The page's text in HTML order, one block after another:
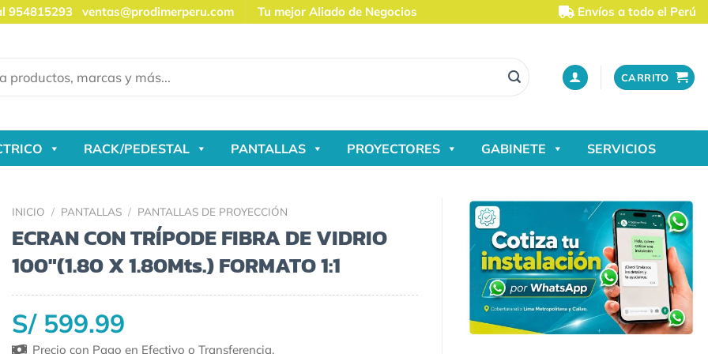
954815293ventas@prodimerperu.com Tu mejor Aliado de Negocios Envíos a todo el Perú
CARRITO
RACK/PEDESTAL PANTALLAS PROYECTORES GABINETE SERVICIOS
INICIO / PANTALLAS / PANTALLAS DE PROYECCIÓN
ECRAN CON TRÍPODE FIBRA DE VIDRIO
100″(1.80 X 1.80Mts.) FORMATO 1:1
S/ 599.99
Precio con Pago en Efectivo o Transferencia.